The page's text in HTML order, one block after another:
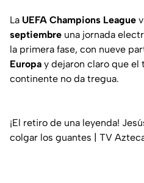
La UEFA Champions League
septiembre una jornada
la primera fase, con nueve
Europa y dejaron claro que
continente no da tregua.
¡El retiro de una leyenda!
colgar los guantes | TV